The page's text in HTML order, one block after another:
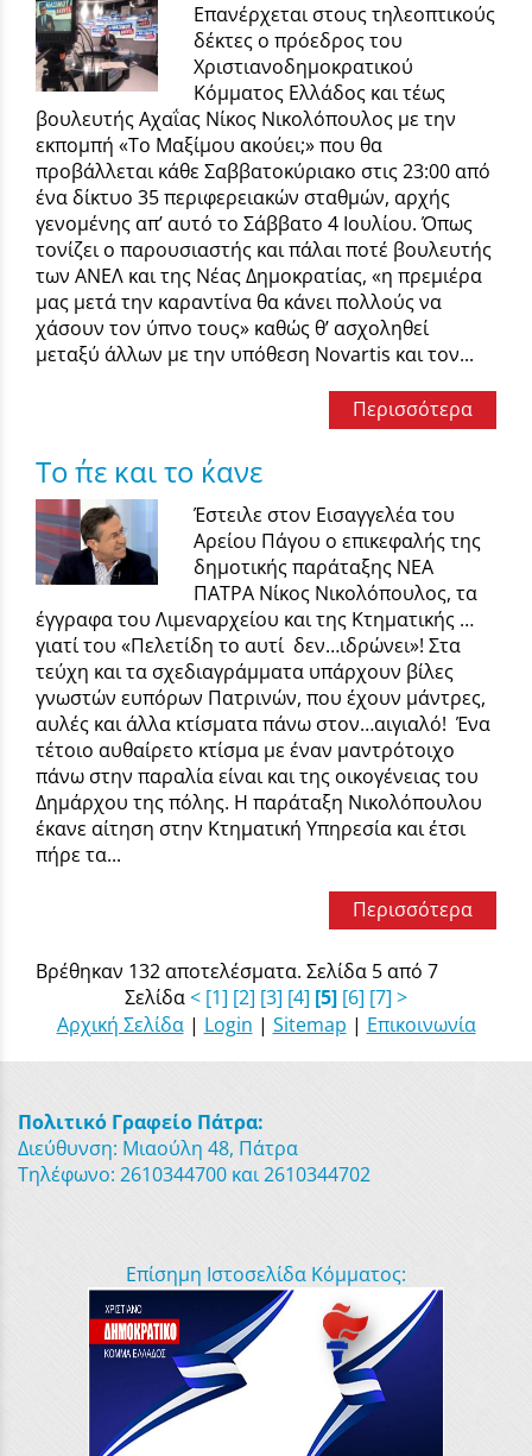
Επανέρχεται στους τηλεοπτικούς
δέκτες ο πρόεδρος του
Χριστιανοδημοκρατικού
Κόμματος Ελλάδος και τέως
βουλευτής Αχαΐας Νίκος Νικολόπουλος με την
εκπομπή «Το Μαξίμου ακούει;» που θα
προβάλλεται κάθε Σαββατοκύριακο στις 23:00 από
ένα δίκτυο 35 περιφερειακών σταθμών, αρχής
γενομένης απ’ αυτό το Σάββατο 4 Ιουλίου. Όπως
τονίζει ο παρουσιαστής και πάλαι ποτέ βουλευτής
των ΑΝΕΛ και της Νέας Δημοκρατίας, «η πρεμιέρα
μας μετά την καραντίνα θα κάνει πολλούς να
χάσουν τον ύπνο τους» καθώς θ’ ασχοληθεί
μεταξύ άλλων με την υπόθεση Novartis και τον...
Περισσότερα
Το ΄πε και το ΄κανε
Έστειλε στον Εισαγγελέα του
Αρείου Πάγου ο επικεφαλής της
δημοτικής παράταξης ΝΕΑ
ΠΑΤΡΑ Νίκος Νικολόπουλος, τα
έγγραφα του Λιμεναρχείου και της Κτηματικής …
γιατί του «Πελετίδη το αυτί δεν…ιδρώνει»! Στα
τεύχη και τα σχεδιαγράμματα υπάρχουν βίλες
γνωστών ευπόρων Πατρινών, που έχουν μάντρες,
αυλές και άλλα κτίσματα πάνω στον…αιγιαλό! Ένα
τέτοιο αυθαίρετο κτίσμα με έναν μαντρότοιχο
πάνω στην παραλία είναι και της οικογένειας του
Δημάρχου της πόλης. Η παράταξη Νικολόπουλου
έκανε αίτηση στην Κτηματική Υπηρεσία και έτσι
πήρε τα...
Περισσότερα
Βρέθηκαν 132 αποτελέσματα. Σελίδα 5 από 7
Σελίδα< [1] [2] [3] [4] [5] [6] [7] >
Αρχική Σελίδα| Login | Sitemap | Επικοινωνία
Πολιτικό Γραφείο Πάτρα:
Διεύθυνση: Μιαούλη 48, Πάτρα
Τηλέφωνο: 2610344700 και 2610344702
Επίσημη Ιστοσελίδα Κόμματος: